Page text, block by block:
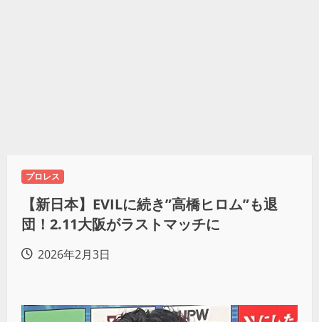
プロレス
【新日本】EVILに続き”高橋ヒロム”も退
団！2.11大阪がラストマッチに
2026年2月3日